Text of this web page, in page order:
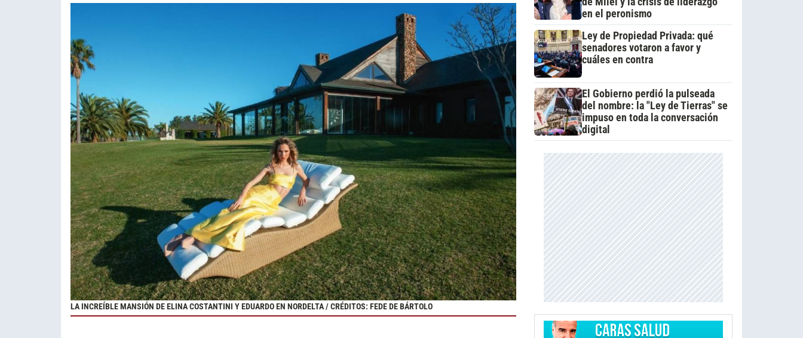
LA INCREÍBLE MANSIÓN DE ELINA COSTANTINI Y EDUARDO EN NORDELTA / CRÉDITOS: FEDE DE BÁRTOLO
en el peronismo
Ley de Propiedad Privada: qué
senadores votaron a favor y
cuáles en contra
El Gobierno perdió la pulseada
del nombre: la "Ley de Tierras" se
impuso en toda la conversación
digital